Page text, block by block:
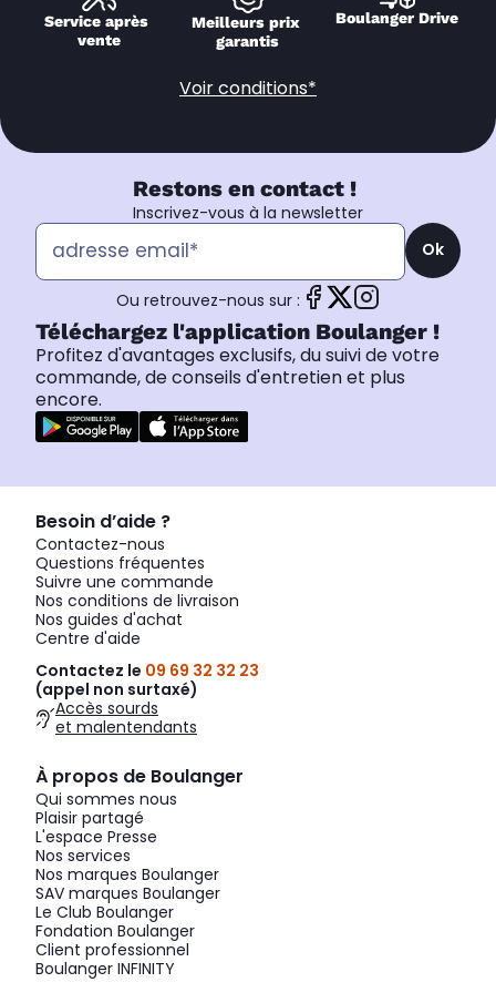
Service après
vente
Meilleurs prix
garantis
Boulanger Drive
Voir conditions*
Restons en contact !
Inscrivez-vous à la newsletter
Ok
Ou retrouvez-nous sur :
Téléchargez l'application Boulanger !
Profitez d'avantages exclusifs, du suivi de votre
commande, de conseils d'entretien et plus
encore.
Besoin d’aide ?
Contactez-nous
Questions fréquentes
Suivre une commande
Nos conditions de livraison
Nos guides d'achat
Centre d'aide
Contactez le 09 69 32 32 23
(appel non surtaxé)
Accès sourds
et malentendants
À propos de Boulanger
Qui sommes nous
Plaisir partagé
L'espace Presse
Nos services
Nos marques Boulanger
SAV marques Boulanger
Le Club Boulanger
Fondation Boulanger
Client professionnel
Boulanger INFINITY